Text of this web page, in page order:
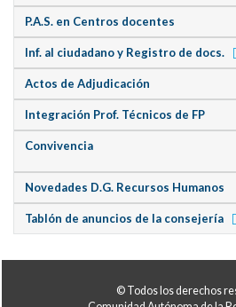
P.A.S. en Centros docentes
Inf. al ciudadano y Registro de docs.
Actos de Adjudicación
Integración Prof. Técnicos de FP
Convivencia
Novedades D.G. Recursos Humanos
Tablón de anuncios de la consejería
© Todos los derechos